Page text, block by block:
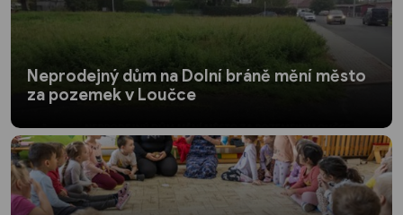
Neprodejný dům na Dolní bráně mění město
za pozemek v Loučce